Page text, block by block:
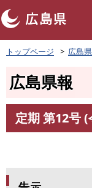
ペ
ー
頭
す
トップページ 広島
広島県報
文
定期 第12号